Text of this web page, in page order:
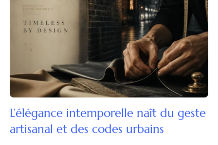
L’élégance intemporelle naît du geste
artisanal et des codes urbains